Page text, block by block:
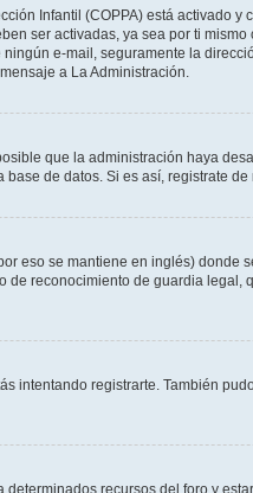
Infantil (COPPA) está activado y
ser activadas, ya sea por ti
e-mail, seguramente la
a La Administración.
que la administración haya
de datos. Si es así, registrate
eso se mantiene en inglés)
reconocimiento de guardia
registrarte. También
recursos del foro y